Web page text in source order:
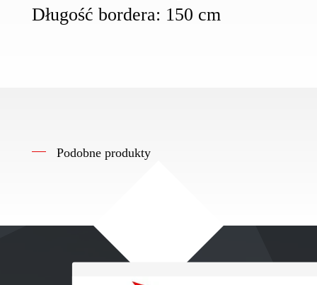
Długość bordera: 150 cm
Podobne produkty